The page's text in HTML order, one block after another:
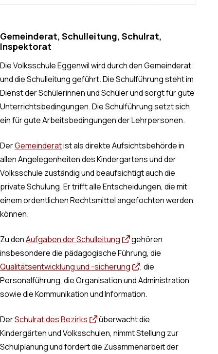
Gemeinderat, Schulleitung, Schulrat,
Inspektorat
Die Volksschule Eggenwil wird durch den Gemeinderat
und die Schulleitung geführt. Die Schulführung steht im
Dienst der Schülerinnen und Schüler und sorgt für gute
Unterrichtsbedingungen. Die Schulführung setzt sich
ein für gute Arbeitsbedingungen der Lehrpersonen.
DerGemeinderatist als direkte Aufsichtsbehörde in
allen Angelegenheiten des Kindergartens und der
Volksschule zuständig und beaufsichtigt auch die
private Schulung. Er trifft alle Entscheidungen, die mit
einem ordentlichen Rechtsmittel angefochten werden
können.
Zu denAufgaben der Schulleitung
gehören
insbesondere die pädagogische Führung, die
Qualitätsentwicklung und -sicherung
, die
Personalführung, die Organisation und Administration
sowie die Kommunikation und Information.
DerSchulrat des Bezirks
überwacht die
Kindergärten und Volksschulen, nimmt Stellung zur
Schulplanung und fördert die Zusammenarbeit der